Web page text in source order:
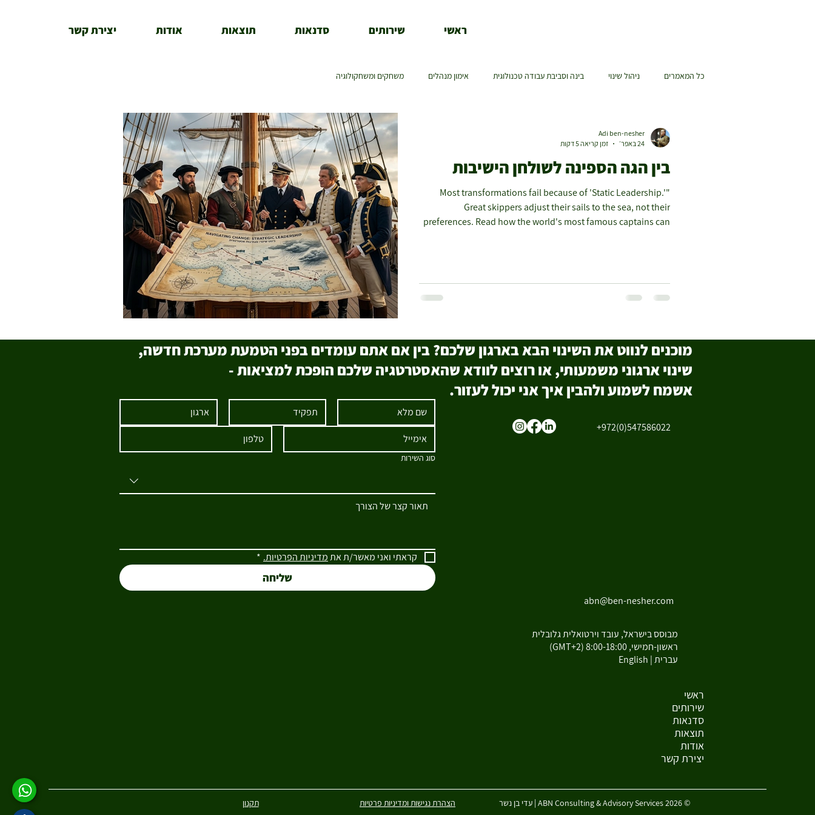
ראשי שירותים סדנאות תוצאות אודות יצירת קשר
כל המאמרים ניהול שינוי בינה וסביבת עבודה טכנולוגית אימון מנהלים משחקים ומשחקולוגיה
בין הגה הספינה לשולחן הישיבות
"Most transformations fail because of 'Static Leadership.'
Great skippers adjust their sails to the sea, not their
preferences. Read how the world's most famous captains can
Adi ben-nesher
24 באפר׳
זמן קריאה 5 דקות
מוכנים לנווט את השינוי הבא בארגון שלכם? בין אם אתם עומדים בפני הטמעת מערכת חדשה,
שינוי ארגוני משמעותי, או רוצים לוודא שהאסטרטגיה שלכם הופכת למציאות -
אשמח לשמוע ולהבין איך אני יכול לעזור.
+972(0)547586022
סוג השירות
קראתי ואני מאשר/ת את מדיניות הפרטיות. *
שליחה
abn@ben-nesher.com
מבוסס בישראל, עובד וירטואלית גלובלית
ראשון-חמישי, 8:00-18:00 (GMT+2)
עברית | English
ראשי
שירותים
סדנאות
תוצאות
אודות
יצירת קשר
© 2026 ABN Consulting & Advisory Services | עדי בן נשר הצהרת נגישות ומדיניות פרטיות תקנון